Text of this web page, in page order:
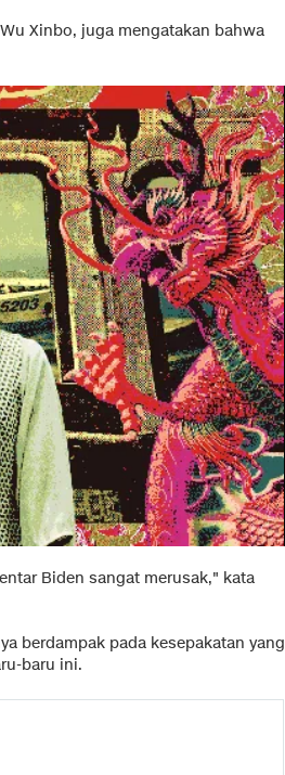
Xinbo, juga mengatakan bahwa
Biden sangat merusak," kata
berdampak pada kesepakatan yang
baru ini.